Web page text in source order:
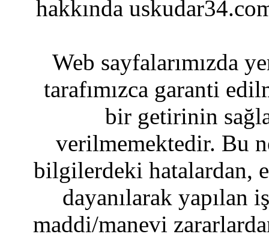
hakkında
Web sayfalarımızda
tarafımızca garanti
bir getirinin
verilmemektedir. Bu
bilgilerdeki hatalardan,
dayanılarak yapılan
maddi/manevi